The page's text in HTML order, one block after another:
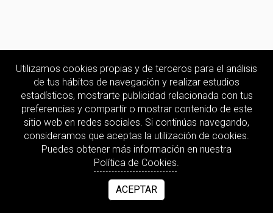
Utilizamos cookies propias y de terceros para el análisis
de tus hábitos de navegación y realizar estudios
estadísticos, mostrarte publicidad relacionada con tus
preferencias y compartir o mostrar contenido de este
sitio web en redes sociales. Si continúas navegando,
consideramos que aceptas la utilización de cookies.
Puedes obtener más información en nuestra
Política de Cookies.
ACEPTAR